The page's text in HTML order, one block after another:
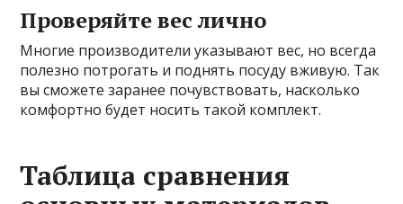
Проверяйте вес лично
Многие производители указывают вес, но всегда
полезно потрогать и поднять посуду вживую. Так
вы сможете заранее почувствовать, насколько
комфортно будет носить такой комплект.
Таблица сравнения